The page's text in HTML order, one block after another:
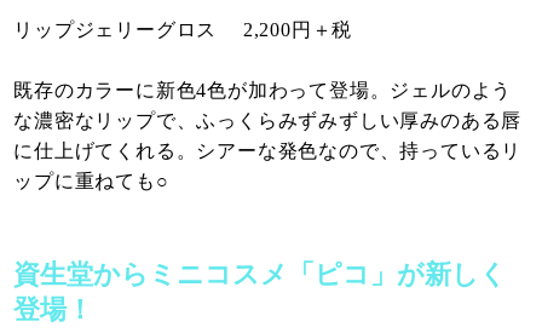
リップジェリーグロス 2,200円＋税
既存のカラーに新色4色が加わって登場。ジェルのよう
な濃密なリップで、ふっくらみずみずしい厚みのある唇
に仕上げてくれる。シアーな発色なので、持っているリ
ップに重ねても○
資生堂からミニコスメ「ピコ」が新しく
登場！